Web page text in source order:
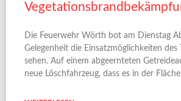
Die Feuerwehr Wörth bot am Dienstag
Gelegenheit die Einsatzmöglichkeiten des
sehen. Auf einem abgeernteten
neue Löschfahrzeug, dass es in der